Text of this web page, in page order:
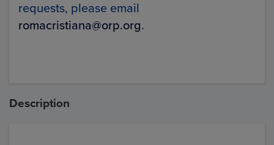
requests, please email
romacristiana@orp.org.
Description